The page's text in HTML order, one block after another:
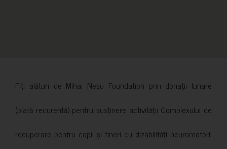
Fiți alături de Mihai Neșu Foundation prin donații lunare
(plată recurentă) pentru susținere activității Complexului de
recuperare pentru copii și tineri cu dizabilități neuromotorii